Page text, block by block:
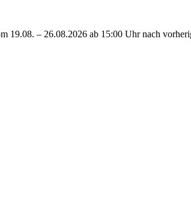
19.08. – 26.08.2026 ab 15:00 Uhr nach